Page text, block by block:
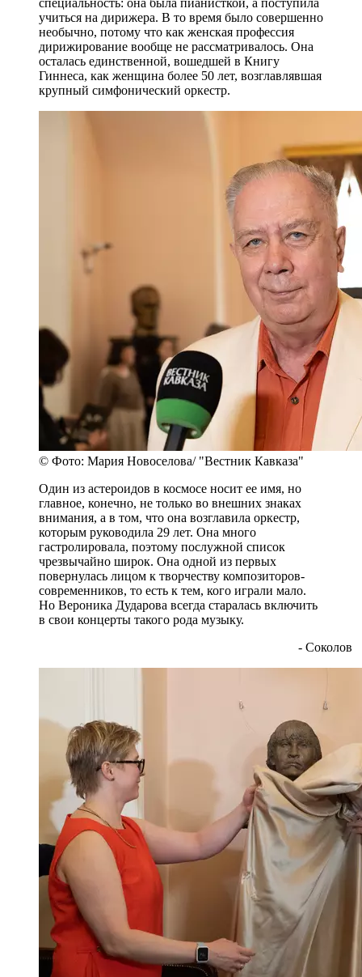
специальность: она была пианисткой, а поступила
учиться на дирижера. В то время было совершенно
необычно, потому что как женская профессия
дирижирование вообще не рассматривалось. Она
осталась единственной, вошедшей в Книгу
Гиннеса, как женщина более 50 лет, возглавлявшая
крупный симфонический оркестр.
© Фото: Мария Новоселова/ "Вестник Кавказа"
Один из астероидов в космосе носит ее имя, но
главное, конечно, не только во внешних знаках
внимания, а в том, что она возглавила оркестр,
которым руководила 29 лет. Она много
гастролировала, поэтому послужной список
чрезвычайно широк. Она одной из первых
повернулась лицом к творчеству композиторов-
современников, то есть к тем, кого играли мало.
Но Вероника Дударова всегда старалась включить
в свои концерты такого рода музыку.
- Соколов